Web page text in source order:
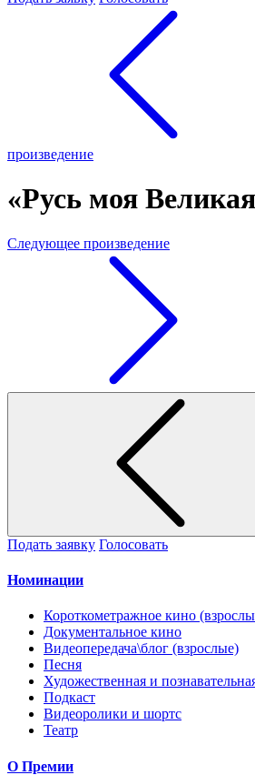
произведение
«Русь моя
Следующее произведение
Подать заявку Голосовать
Номинации
Короткометражное кино
Документальное кино
Видеопередача\блог (взрослые)
Песня
Художественная и
Подкаст
Видеоролики и шортс
Театр
О Премии